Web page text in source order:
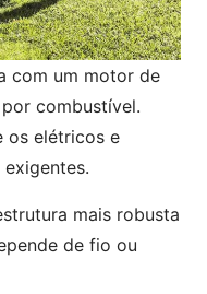
com um motor de
combustível.
os elétricos e
mais robusta
de fio ou